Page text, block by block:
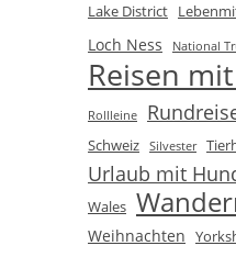
Lake District
Loch Ness National
Reisen
Rollleine
Schweiz Silvester
Urlaub mit
Wales
Weihnachten